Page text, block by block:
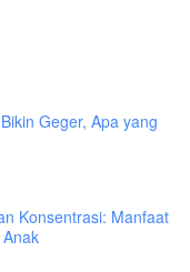
Geger, Apa yang
Konsentrasi: Manfaat